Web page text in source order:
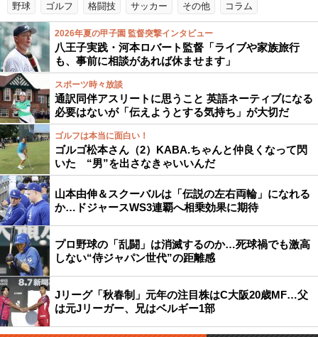
野球 ゴルフ 格闘技 サッカー その他 コラム
2026年夏の甲子園 監督突撃インタビュー
八王子実践・河本ロバート監督「ライブや家族旅行
も、事前に相談があれば休ませます」
スポーツ時々放談
通訳同伴アスリートに思うこと 英語ネーティブになる
必要はないが「伝えようとする気持ち」が大切だ
ゴルフは本当に面白い！
ゴルゴ松本さん（2）KABA.ちゃんと仲良くなって閃
いた “男”を出さなきゃいいんだ
山本由伸＆スクーバルは「伝説の左右両輪」になれる
か…ドジャースWS3連覇へ相乗効果に期待
プロ野球の「乱闘」は消滅するのか…死球禍でも激高
しない“侍ジャパン世代”の距離感
Jリーグ「秋春制」元年の注目株はC大阪20歳MF…父
は元Jリーガー、兄はベルギー1部